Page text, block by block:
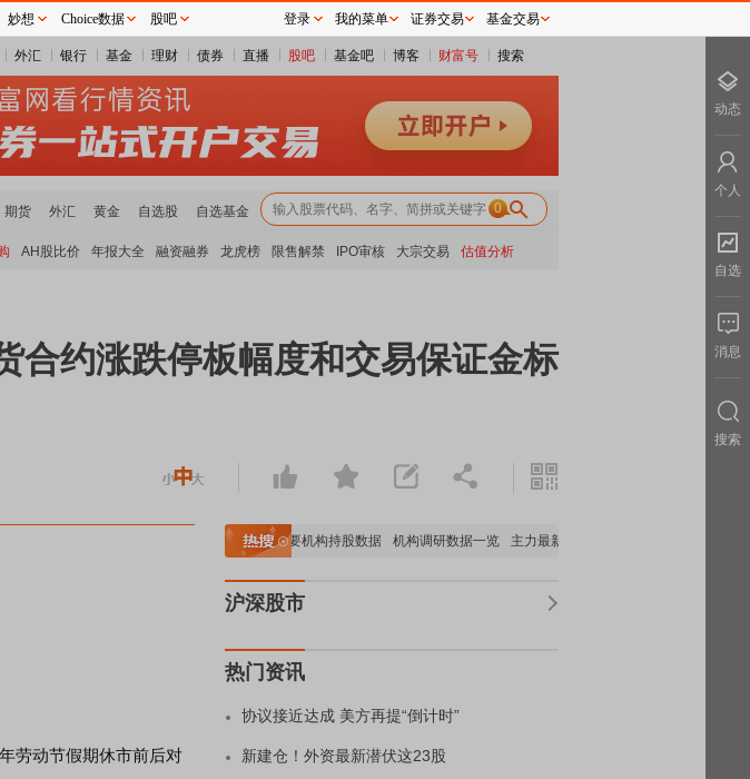
外汇 银行 基金 理财 债券 直播 股吧 基金吧 博客 财富号 搜索
期货 外汇 黄金 自选股 自选基金 0
AH股比价 年报大全 融资融券 龙虎榜 限售解禁 IPO审核 大宗交易 估值分析
合约涨跌停板幅度和交易保证金标
劳动节假期休市前后对
A股估值分析全览 重要机构持股数据 机构调研数据一览 主力最新动向
沪深股市
热门资讯
协议接近达成 美方再提“倒计时”
新建仓！外资最新潜伏这23股
妙想 Choice数据 股吧 登录 我的菜单 证券交易 基金交易
动态
个人
自选
消息
搜索